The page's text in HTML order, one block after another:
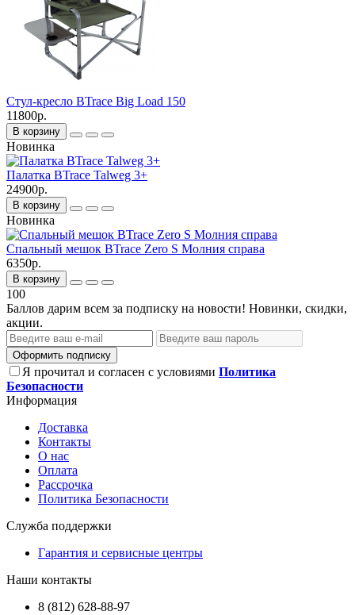
Стул-кресло BTrace Big Load 150
11800р.
В корзину
Новинка
Палатка BTrace Talweg 3+
24900р.
В корзину
Новинка
Спальный мешок BTrace Zero S Молния справа
6350р.
В корзину
100
Баллов дарим всем за подписку на новости! Новинки, скидки,
акции.
Оформить подписку
Я прочитал и согласен с условиями Политика
Безопасности
Информация
Доставка
Контакты
О нас
Оплата
Рассрочка
Политика Безопасности
Служба поддержки
Гарантия и сервисные центры
Наши контакты
8 (812) 628-88-97